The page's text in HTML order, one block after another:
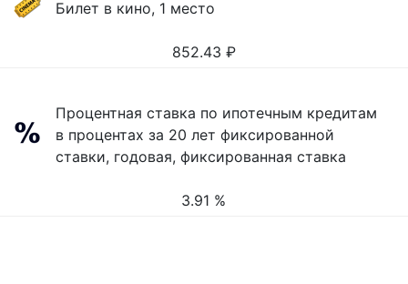
Билет в кино, 1 место
852.43 ₽
Процентная ставка по ипотечным кредитам
в процентах за 20 лет фиксированной
ставки, годовая, фиксированная ставка
3.91 %